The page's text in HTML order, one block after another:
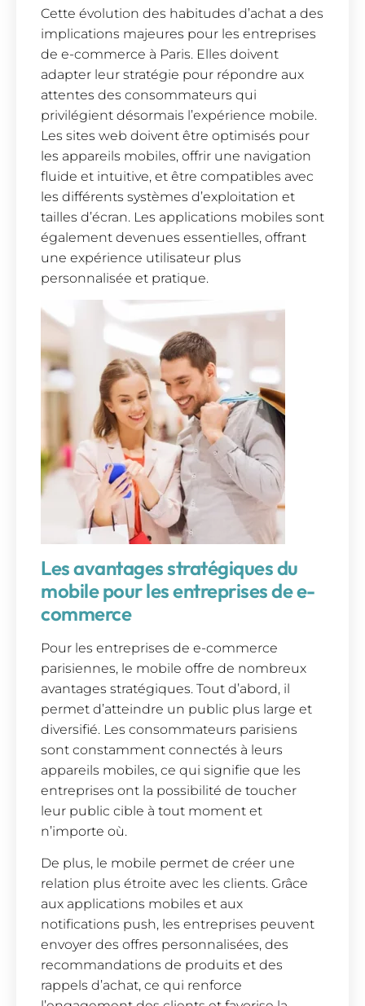
Cette évolution des habitudes d’achat a des
implications majeures pour les entreprises
de e-commerce à Paris. Elles doivent
adapter leur stratégie pour répondre aux
attentes des consommateurs qui
privilégient désormais l’expérience mobile.
Les sites web doivent être optimisés pour
les appareils mobiles, offrir une navigation
fluide et intuitive, et être compatibles avec
les différents systèmes d’exploitation et
tailles d’écran. Les applications mobiles sont
également devenues essentielles, offrant
une expérience utilisateur plus
personnalisée et pratique.
Les avantages stratégiques du
mobile pour les entreprises de e-
commerce
Pour les entreprises de e-commerce
parisiennes, le mobile offre de nombreux
avantages stratégiques. Tout d’abord, il
permet d’atteindre un public plus large et
diversifié. Les consommateurs parisiens
sont constamment connectés à leurs
appareils mobiles, ce qui signifie que les
entreprises ont la possibilité de toucher
leur public cible à tout moment et
n’importe où.
De plus, le mobile permet de créer une
relation plus étroite avec les clients. Grâce
aux applications mobiles et aux
notifications push, les entreprises peuvent
envoyer des offres personnalisées, des
recommandations de produits et des
rappels d’achat, ce qui renforce